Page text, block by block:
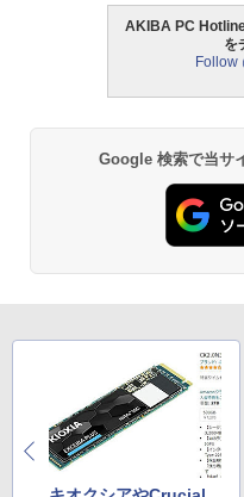
AKIBA PC
を
Follow
Google 検索で当サ